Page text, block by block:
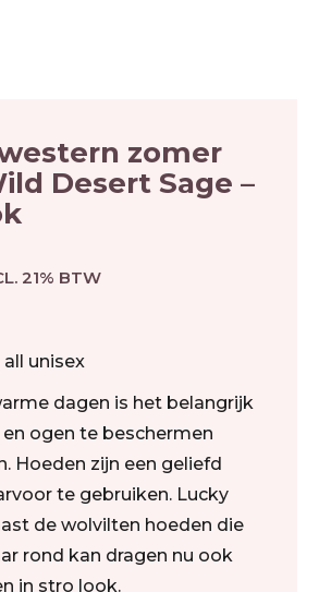
zomer
Desert Sage –
21% BTW
unisex
dagen is het belangrijk
ogen te beschermen
Hoeden zijn een geliefd
te gebruiken. Lucky
de wolvilten hoeden die
rond kan dragen nu ook
in stro look.